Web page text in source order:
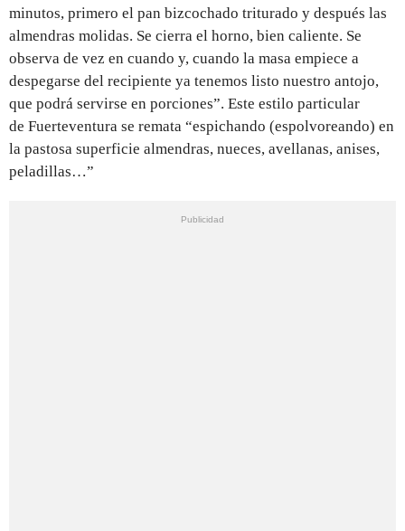
minutos, primero el pan bizcochado triturado y después las
almendras molidas. Se cierra el horno, bien caliente. Se
observa de vez en cuando y, cuando la masa empiece a
despegarse del recipiente ya tenemos listo nuestro antojo,
que podrá servirse en porciones”. Este estilo particular
de Fuerteventura se remata “espichando (espolvoreando) en
la pastosa superficie almendras, nueces, avellanas, anises,
peladillas…”